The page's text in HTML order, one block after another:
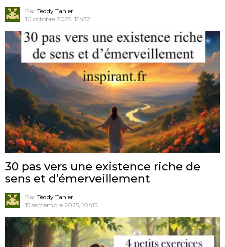
Par Teddy Tanier
10 octobre 2025, 15h32
30 pas vers une existence riche de
sens et d’émerveillement
Par Teddy Tanier
15 septembre 2025, 10h15